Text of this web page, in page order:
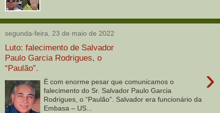
segunda-feira, 23 de maio de 2022
Luto: falecimento de Salvador
Paulo Garcia Rodrigues, o
“Paulão”.
›
É com enorme pesar que comunicamos o
falecimento do Sr. Salvador Paulo Garcia
Rodrigues, o “Paulão”. Salvador era funcionário da
Embasa – US...